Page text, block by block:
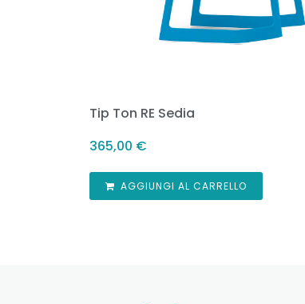
Tip Ton RE Sedia
365,00 €
AGGIUNGI AL CARRELLO